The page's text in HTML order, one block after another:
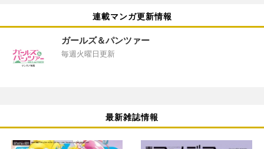
連載マンガ更新情報
ガールズ＆パンツァー
毎週火曜日更新
最新雑誌情報